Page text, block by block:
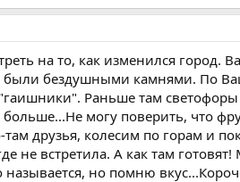
на то, как изменился
были бездушными камнями. По
Раньше там
могу поверить, что
друзья, колесим по горам и
не встретила. А как там
но помню